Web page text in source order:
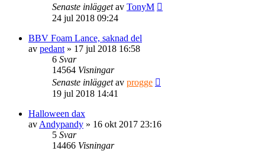
Senaste inläggetav TonyM
24 jul 2018 09:24
BBV Foam Lance, saknad del
av pedant » 17 jul 2018 16:58
6 Svar
14564 Visningar
Senaste inläggetav progge
19 jul 2018 14:41
Halloween dax
av Andypandy » 16 okt 2017 23:16
5 Svar
14466 Visningar